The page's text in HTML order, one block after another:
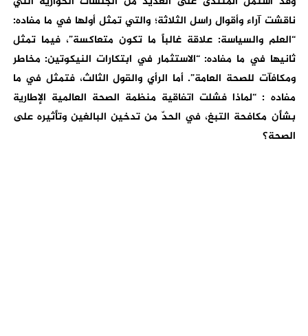
ناقشت آراء وأقوال راسل الثلاثة؛ والتي تمثل أولها في ما مفاده:
“العلم والسياسة: علاقة غالباً ما تكون متعاكسة”، فيما تمثل
ثانيها في ما مفاده: “الاستثمار في ابتكارات النيكوتين: مخاطر
ومكافآت للصحة العامة”. أما الرأي والقول الثالث، فتمثل في ما
مفاده : “لماذا فشلت اتفاقية منظمة الصحة العالمية الإطارية
بشأن مكافحة التبغ، في الحدّ من تدخين البالغين وتأثيره على
الصحة؟